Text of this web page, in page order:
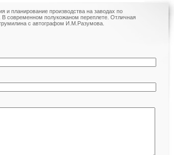
и планирование производства на заводах по
современном полукожаном переплете. Отличная
с автографом И.М.Разумова.